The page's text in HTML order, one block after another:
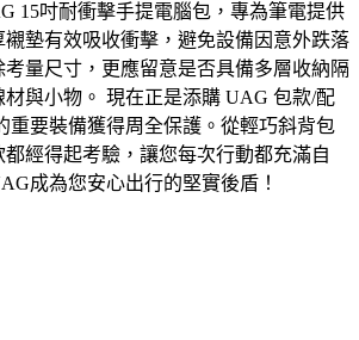
15吋耐衝擊手提電腦包，專為筆電提供
墊有效吸收衝擊，避免設備因意外跌落
量尺寸，更應留意是否具備多層收納隔
材與小物。 現在正是添購 UAG 包款/配
重要裝備獲得周全保護。從輕巧斜背包
經得起考驗，讓您每次行動都充滿自
成為您安心出行的堅實後盾！